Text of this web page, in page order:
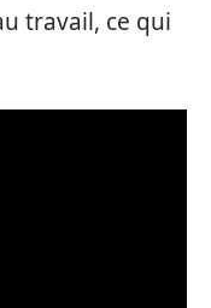
travail, ce qui